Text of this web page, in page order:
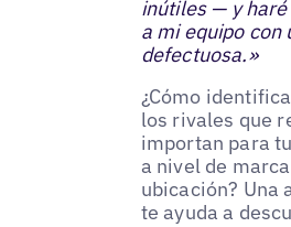
inútiles — y
a mi equipo
defectuosa.»
¿Cómo
los rivales que
importan para tu
a nivel de
ubicación? Una
te ayuda a